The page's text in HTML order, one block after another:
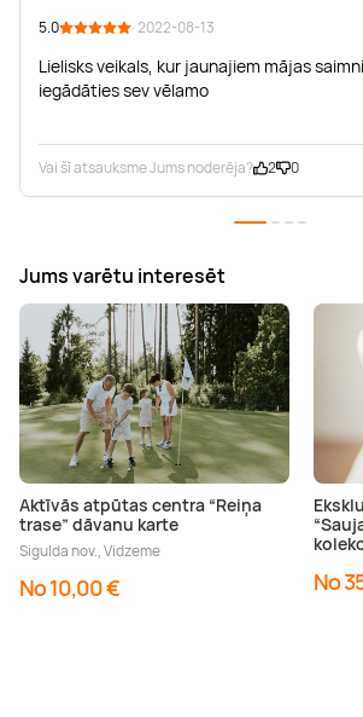
5.0 · 2022-08-13
Lielisks veikals, kur jaunajiem mājas
iegādāties sev vēlamo
Vai šī atsauksme Jums noderēja? 2 0
Jums varētu interesēt
Aktīvās atpūtas centra “Reiņa
trase” dāvanu karte
Sigulda nov., Vidzeme
No 10,00 € No